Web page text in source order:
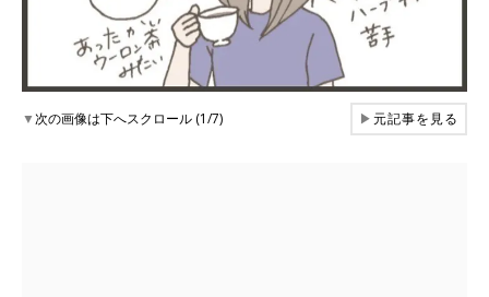
▼次の画像は下へスクロール (1/7) ▶元記事を見る